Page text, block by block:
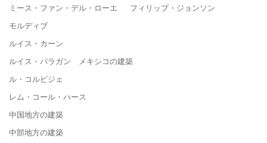
ミース・ファン・デル・ローエ フィリップ・ジョンソン
モルディブ
ルイス・カーン
ルイス・バラガン メキシコの建築
ル・コルビジェ
レム・コール・ハース
中国地方の建築
中部地方の建築